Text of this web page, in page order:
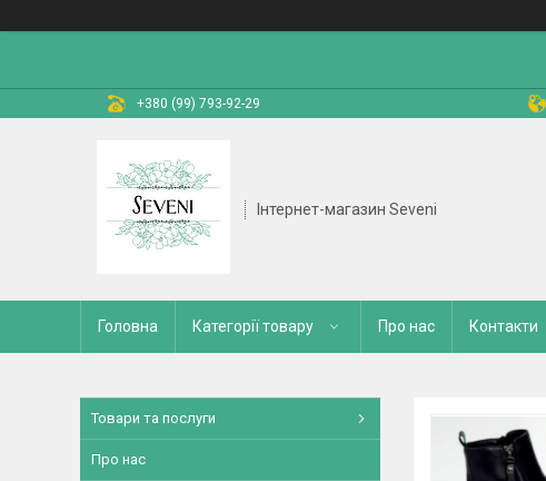
+380 (99) 793-92-29
Інтернет-магазин Seveni
Головна Категорії товару Про нас Контакти
Товари та послуги
Про нас